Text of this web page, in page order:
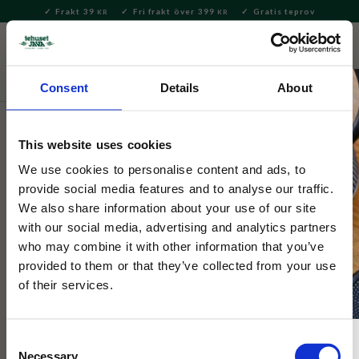
Consent Details About
This website uses cookies
We use cookies to personalise content and ads, to
provide social media features and to analyse our traffic.
We also share information about your use of our site
with our social media, advertising and analytics partners
who may combine it with other information that you’ve
provided to them or that they’ve collected from your use
of their services.
Necessary
Meny
Frakt 39 KR Fri frakt över 399 KR Gratis teprov
Servering & Dukning
Tokyo Design
Chopsticks Neko Cat Blue 5 par
Set med 5 par ätpinnar i bambu, dekorerade i ett vackert blått
motiv på katter. Kommer i en fin presentlåda i samma motiv.